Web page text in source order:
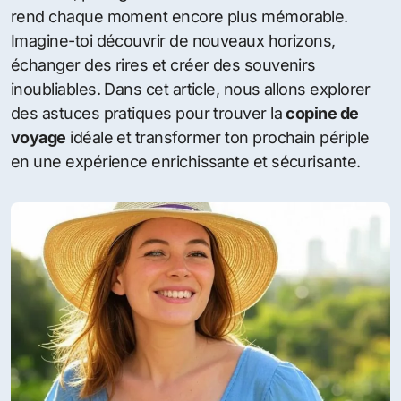
rend chaque moment encore plus mémorable.
Imagine-toi découvrir de nouveaux horizons,
échanger des rires et créer des souvenirs
inoubliables. Dans cet article, nous allons explorer
des astuces pratiques pour trouver lacopine de
voyage idéale et transformer ton prochain périple
en une expérience enrichissante et sécurisante.